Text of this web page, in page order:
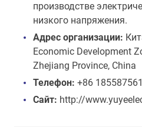
производстве
низкого напряжения.
Адрес организации:
Economic Development
Zhejiang Province, China
Телефон: +86
Сайт: http://